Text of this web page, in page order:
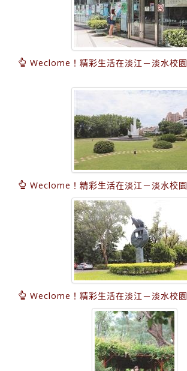
Weclome！精彩生活在淡江－淡水校園
Weclome！精彩生活在淡江－淡水校園
Weclome！精彩生活在淡江－淡水校園